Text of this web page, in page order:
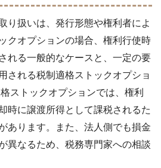
り扱いは、発行形態や権利者によ
クオプションの場合、権利行使時
れる一般的なケースと、一定の要
される税制適格ストックオプショ
ストックオプションでは、権利
時に譲渡所得として課税されるた
あります。また、法人側でも損金
異なるため、税務専門家への相談